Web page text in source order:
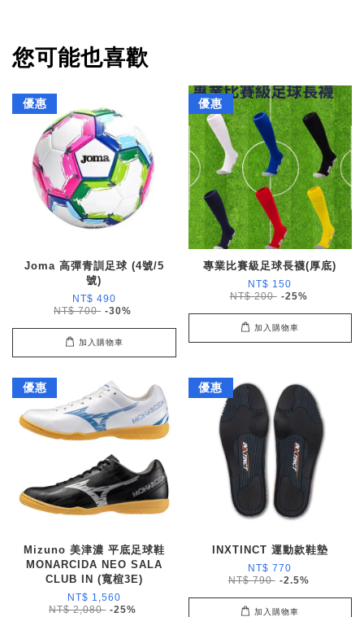
您可能也喜歡
優惠
Joma 高彈青訓足球 (4號/5
號)
NT$ 490
NT$ 700 -30%
加入購物車
優惠
專業比賽級足球長襪(厚底)
NT$ 150
NT$ 200 -25%
加入購物車
優惠
Mizuno 美津濃 平底足球鞋
MONARCIDA NEO SALA
CLUB IN (寬楦3E)
NT$ 1,560
NT$ 2,080 -25%
優惠
INXTINCT 運動款鞋墊
NT$ 770
NT$ 790 -2.5%
加入購物車